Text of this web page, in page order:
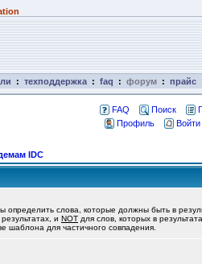
: техподдержка : faq : форум : прайс
FAQ Поиск
Профиль
IDC
определить слова, которые должны быть в
и NOT для слов, которых в
шаблона для частичного совпадения.